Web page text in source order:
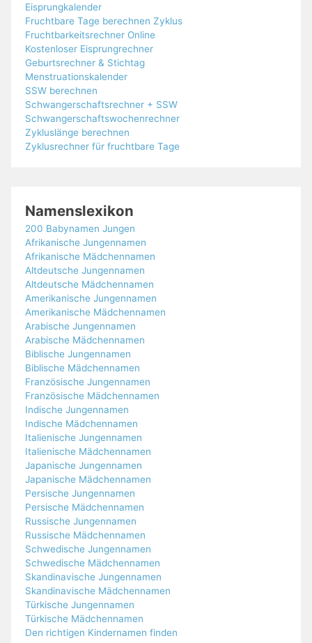
Eisprungkalender
Fruchtbare Tage berechnen Zyklus
Fruchtbarkeitsrechner Online
Kostenloser Eisprungrechner
Geburtsrechner & Stichtag
Menstruationskalender
SSW berechnen
Schwangerschaftsrechner + SSW
Schwangerschaftswochenrechner
Zykluslänge berechnen
Zyklusrechner für fruchtbare Tage
Namenslexikon
200 Babynamen Jungen
Afrikanische Jungennamen
Afrikanische Mädchennamen
Altdeutsche Jungennamen
Altdeutsche Mädchennamen
Amerikanische Jungennamen
Amerikanische Mädchennamen
Arabische Jungennamen
Arabische Mädchennamen
Biblische Jungennamen
Biblische Mädchennamen
Französische Jungennamen
Französische Mädchennamen
Indische Jungennamen
Indische Mädchennamen
Italienische Jungennamen
Italienische Mädchennamen
Japanische Jungennamen
Japanische Mädchennamen
Persische Jungennamen
Persische Mädchennamen
Russische Jungennamen
Russische Mädchennamen
Schwedische Jungennamen
Schwedische Mädchennamen
Skandinavische Jungennamen
Skandinavische Mädchennamen
Türkische Jungennamen
Türkische Mädchennamen
Den richtigen Kindernamen finden